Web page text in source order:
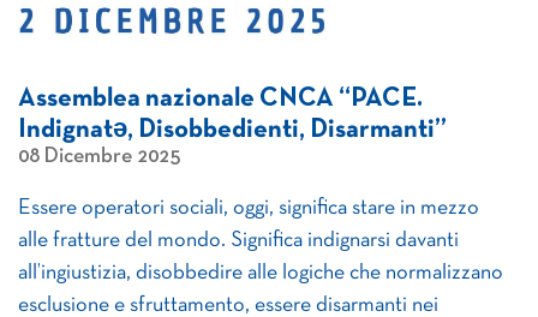
Assemblea nazionale CNCA “PACE.
Indignatə, Disobbedienti, Disarmanti”
08 Dicembre 2025
Essere operatori sociali, oggi, significa stare in mezzo
alle fratture del mondo. Significa indignarsi davanti
all’ingiustizia, disobbedire alle logiche che normalizzano
esclusione e sfruttamento, essere disarmanti nei